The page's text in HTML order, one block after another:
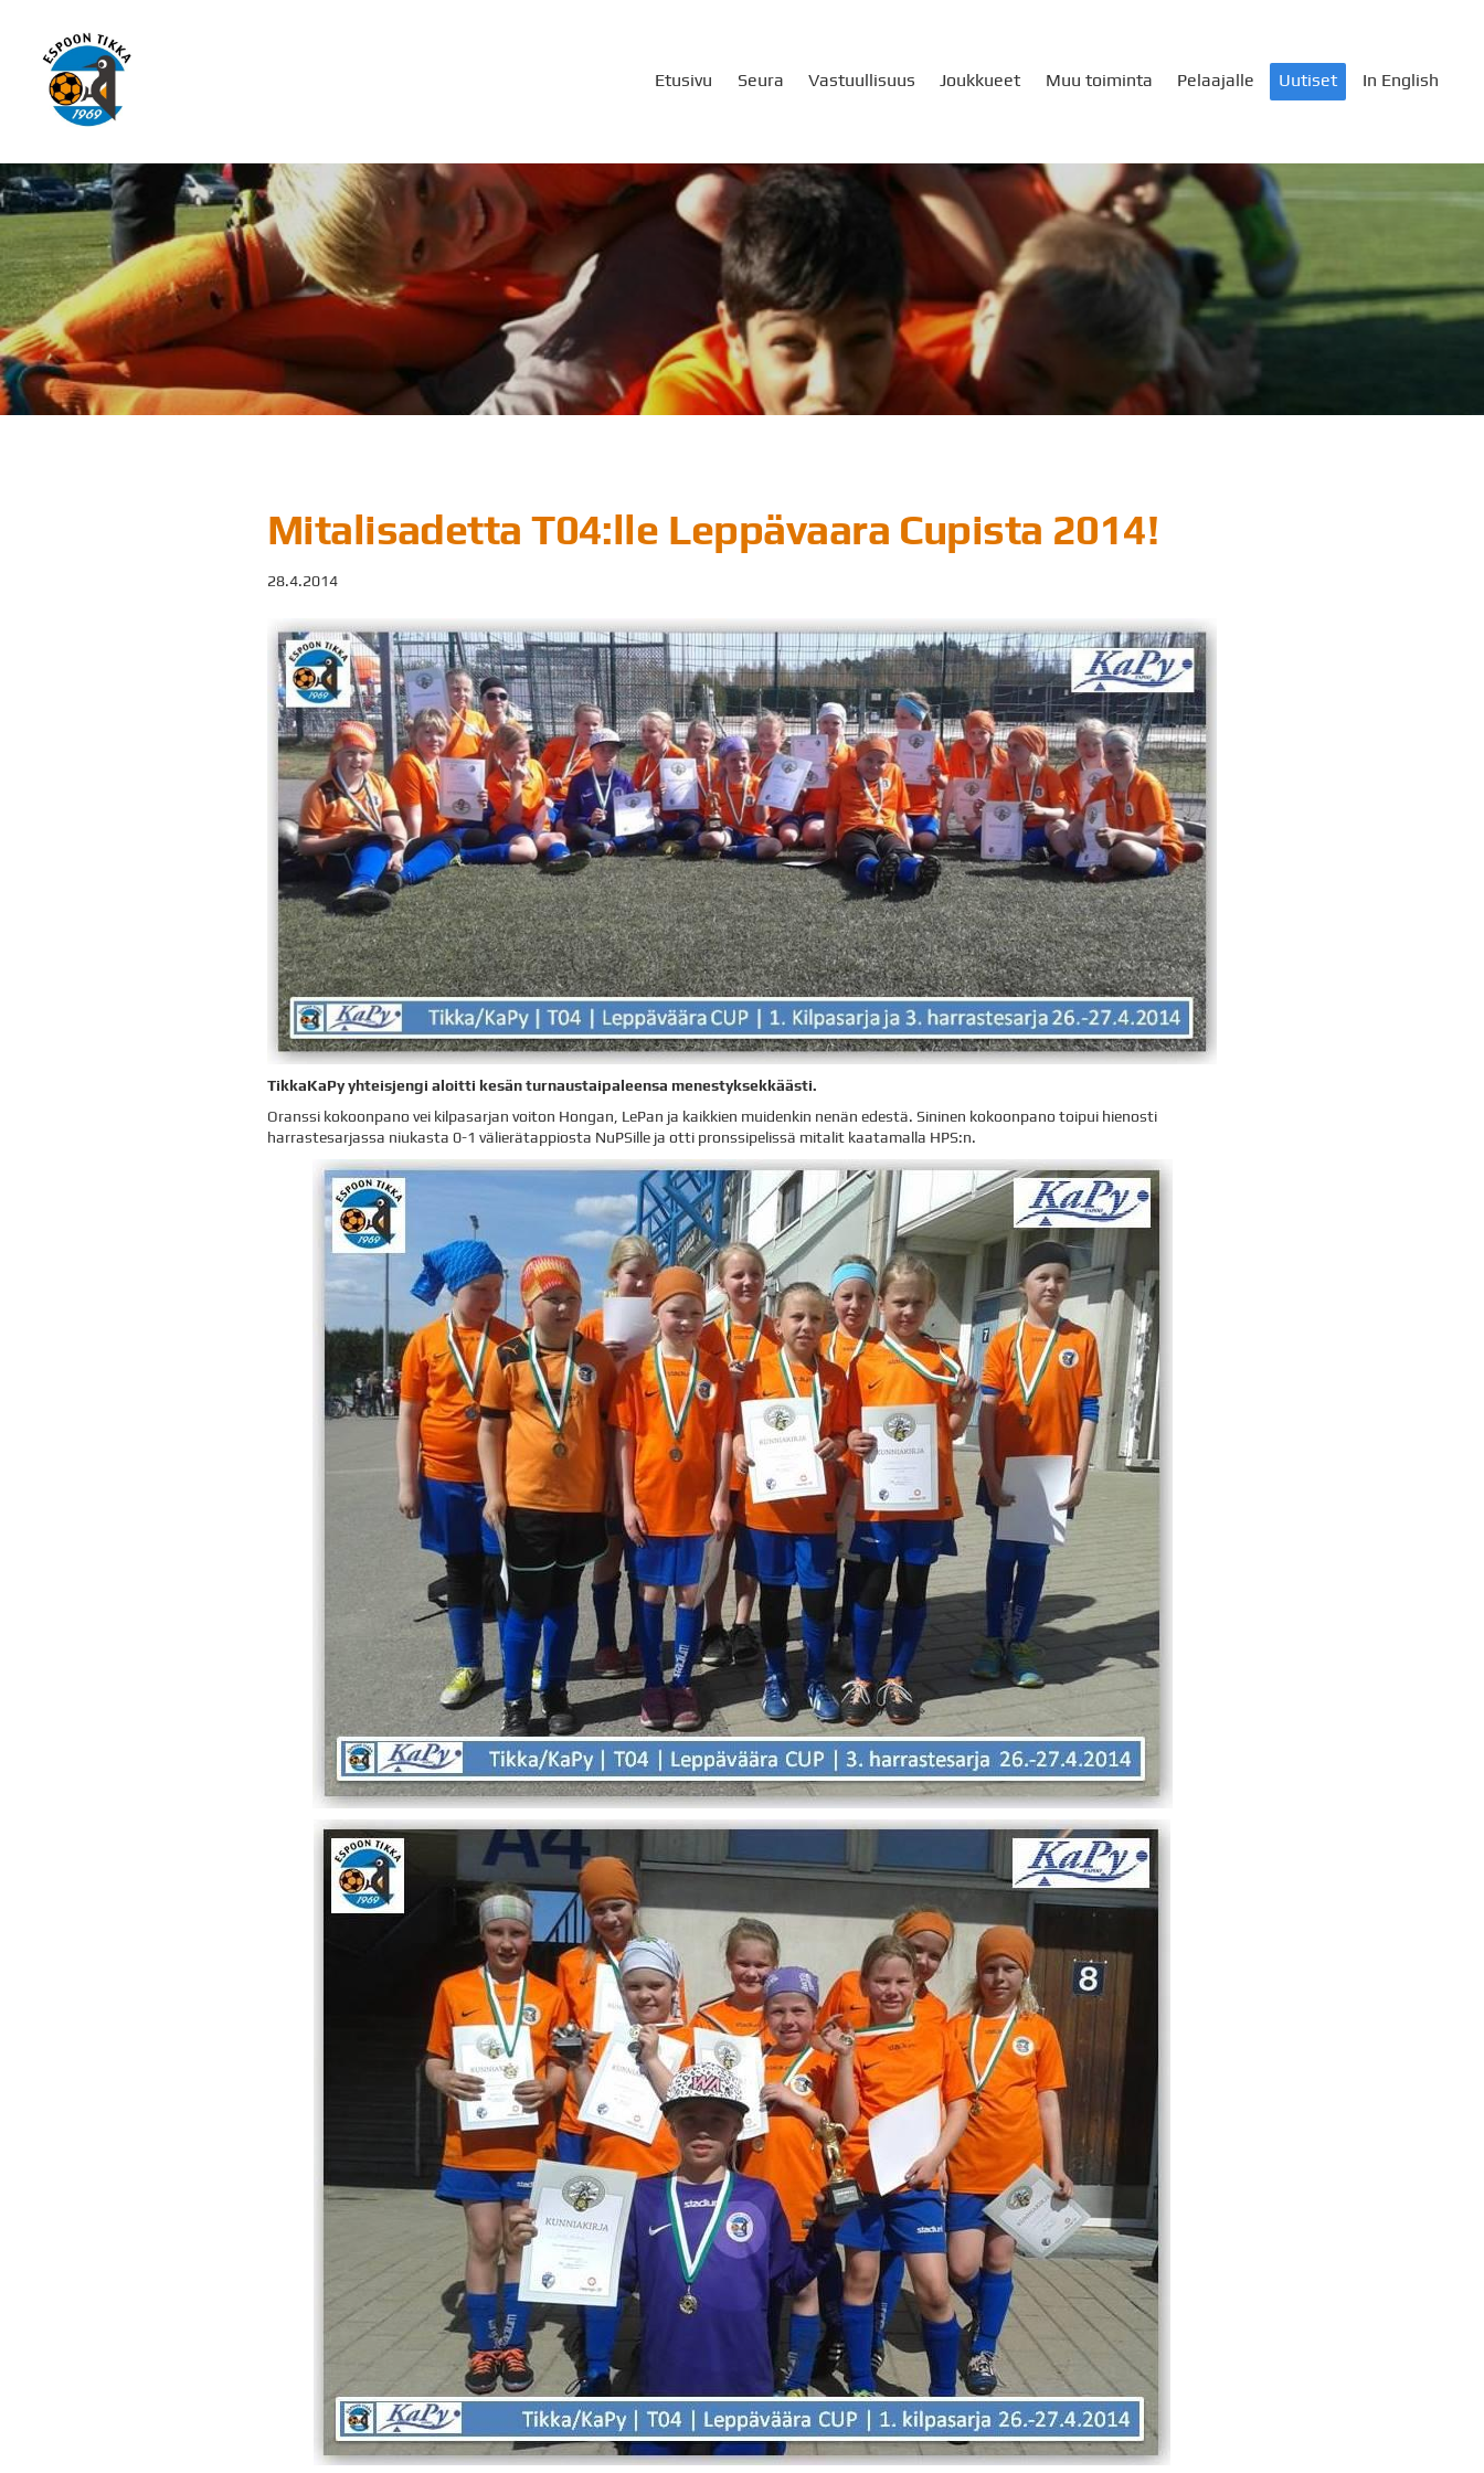
sisältöön
Espoon Tikka ry Etusivu Seura Vastuullisuus Joukkueet Muu toiminta Pelaajalle Uutiset In English
Mitalisadetta T04:lle Leppävaara Cupista 2014!
28.4.2014
TikkaKaPy yhteisjengi aloitti kesän turnaustaipaleensa menestyksekkäästi.
Oranssi kokoonpano vei kilpasarjan voiton Hongan, LePan ja kaikkien muidenkin nenän edestä. Sininen kokoonpano toipui hienosti
harrastesarjassa niukasta 0-1 välierätappiosta NuPSille ja otti pronssipelissä mitalit kaatamalla HPS:n.